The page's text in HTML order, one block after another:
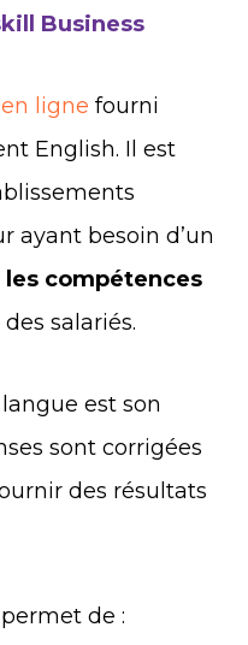
Business
ligne fourni
English. Il est
ayant besoin d’un
compétences
des salariés.
est son
sont corrigées
des résultats
de :